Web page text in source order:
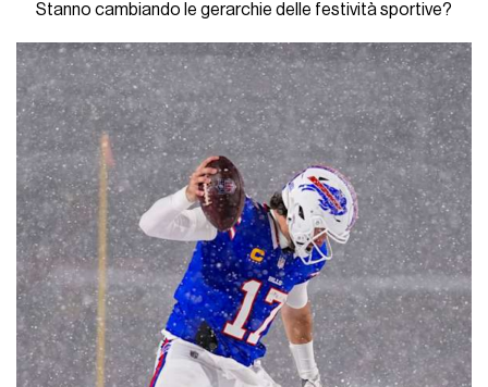
Stanno cambiando le gerarchie delle festività sportive?